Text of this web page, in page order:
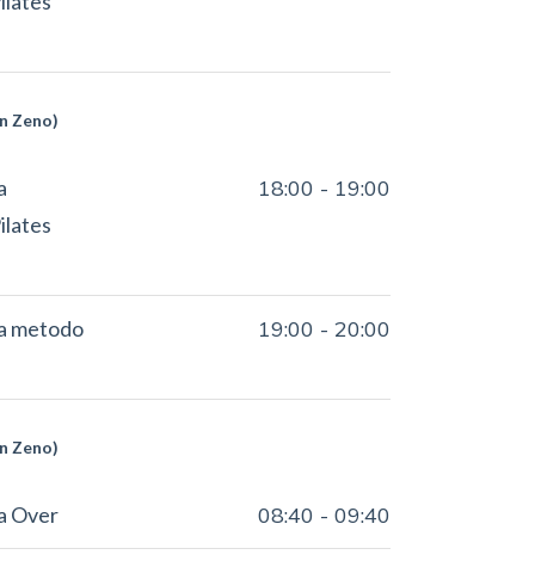
Zeno)
18:00 - 19:00
metodo 19:00 -20:00
Zeno)
Over 08:40 -09:40